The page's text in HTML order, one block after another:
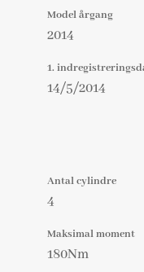
Model årgang
2014
1.
14/5/2014
Antal cylindre
4
Maksimal moment
180Nm